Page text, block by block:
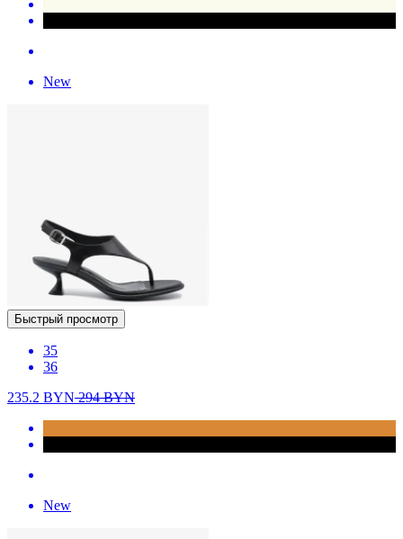
New
Быстрый просмотр
35
36
235.2 BYN294BYN
New